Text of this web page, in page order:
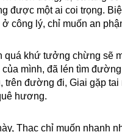
được một ai coi trọng.
ở công lý, chỉ muốn an
quá khứ tưởng chừng sẽ
của mình, đã lén tìm
trên đường đi, Giai gặp
hương.
Thạc chỉ muốn nhanh